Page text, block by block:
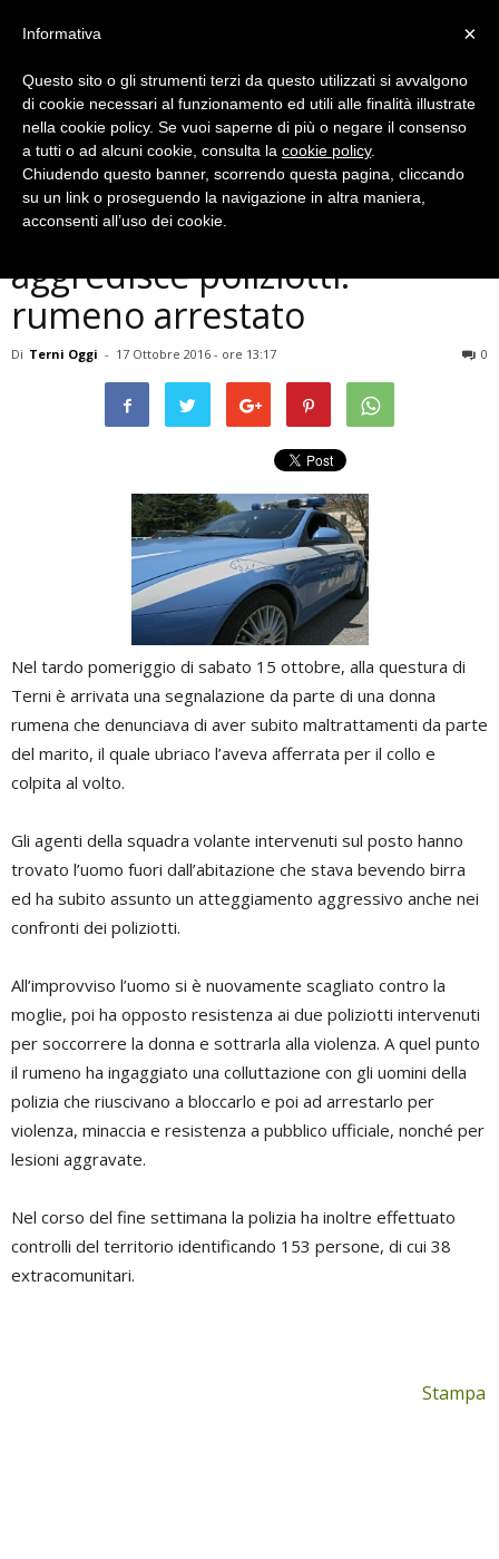
Cronaca
Terni, maltratta la moglie e
aggredisce poliziotti:
rumeno arrestato
Di Terni Oggi - 17 Ottobre 2016 - ore 13:17 0
Nel tardo pomeriggio di sabato 15 ottobre, alla questura di
Terni è arrivata una segnalazione da parte di una donna
rumena che denunciava di aver subito maltrattamenti da parte
del marito, il quale ubriaco l’aveva afferrata per il collo e
colpita al volto.
Gli agenti della squadra volante intervenuti sul posto hanno
trovato l’uomo fuori dall’abitazione che stava bevendo birra
ed ha subito assunto un atteggiamento aggressivo anche nei
confronti dei poliziotti.
All’improvviso l’uomo si è nuovamente scagliato contro la
moglie, poi ha opposto resistenza ai due poliziotti intervenuti
per soccorrere la donna e sottrarla alla violenza. A quel punto
il rumeno ha ingaggiato una colluttazione con gli uomini della
polizia che riuscivano a bloccarlo e poi ad arrestarlo per
violenza, minaccia e resistenza a pubblico ufficiale, nonché per
lesioni aggravate.
Nel corso del fine settimana la polizia ha inoltre effettuato
controlli del territorio identificando 153 persone, di cui 38
extracomunitari.
Stampa
×
Informativa
Questo sito o gli strumenti terzi da questo utilizzati si avvalgono
di cookie necessari al funzionamento ed utili alle finalità illustrate
nella cookie policy. Se vuoi saperne di più o negare il consenso
a tutti o ad alcuni cookie, consulta la cookie policy.
Chiudendo questo banner, scorrendo questa pagina, cliccando
su un link o proseguendo la navigazione in altra maniera,
acconsenti all’uso dei cookie.